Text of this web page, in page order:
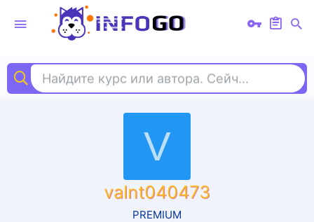
Найдите курс или автора. Сейчас ищут
V
valnt040473
PREMIUM